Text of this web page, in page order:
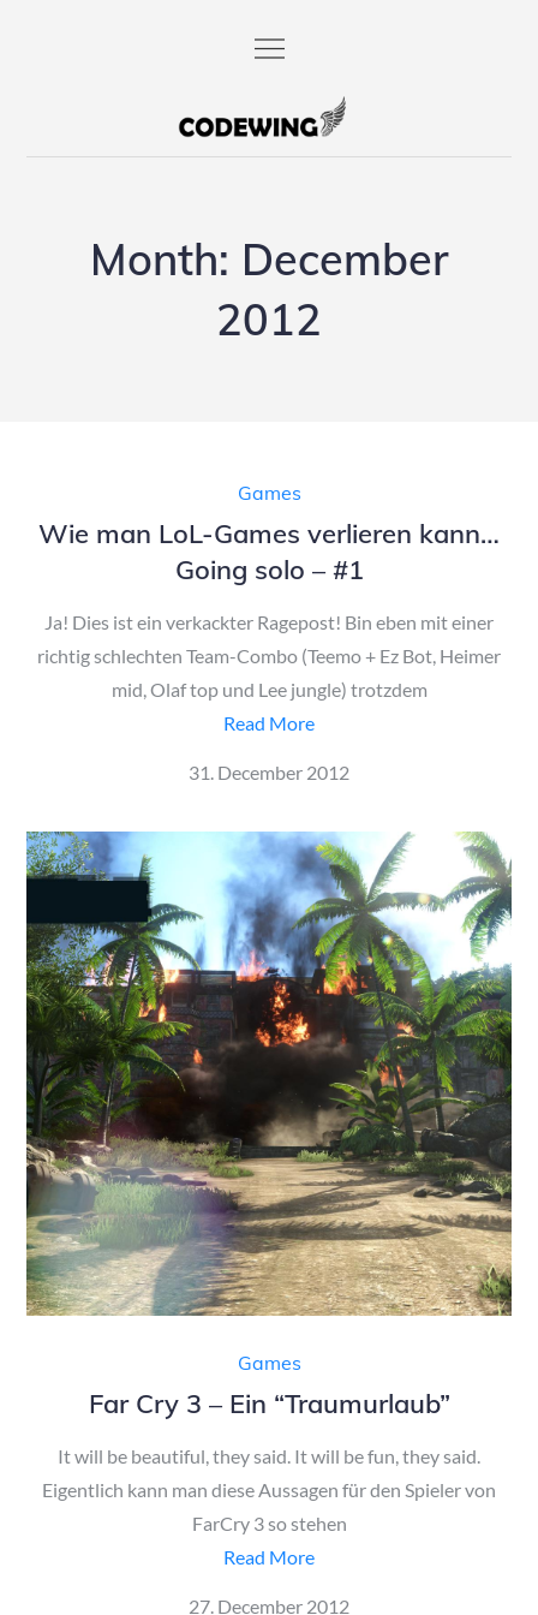
codewing.de
Month: December
2012
Games
Wie man LoL-Games verlieren kann…
Going solo – #1
Ja! Dies ist ein verkackter Ragepost! Bin eben mit einer
richtig schlechten Team-Combo (Teemo + Ez Bot, Heimer
mid, Olaf top und Lee jungle) trotzdem
Read More
Posted
31. December 2012
Games
Far Cry 3 – Ein “Traumurlaub”
It will be beautiful, they said. It will be fun, they said.
Eigentlich kann man diese Aussagen für den Spieler von
FarCry 3 so stehen
Read More
Posted
27. December 2012